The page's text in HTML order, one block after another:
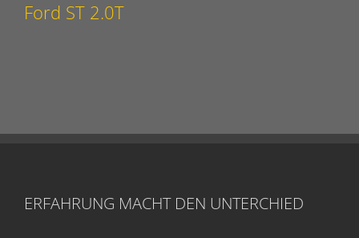
Ford ST 2.0T
ERFAHRUNG MACHT DEN UNTERCHIED